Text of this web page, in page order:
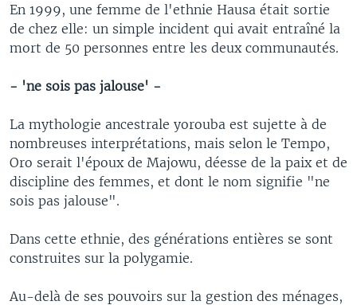
En 1999, une femme de l'ethnie Hausa était sortie
de chez elle: un simple incident qui avait entraîné la
mort de 50 personnes entre les deux communautés.
- 'ne sois pas jalouse' -
La mythologie ancestrale yorouba est sujette à de
nombreuses interprétations, mais selon le Tempo,
Oro serait l'époux de Majowu, déesse de la paix et de
discipline des femmes, et dont le nom signifie "ne
sois pas jalouse".
Dans cette ethnie, des générations entières se sont
construites sur la polygamie.
Au-delà de ses pouvoirs sur la gestion des ménages,